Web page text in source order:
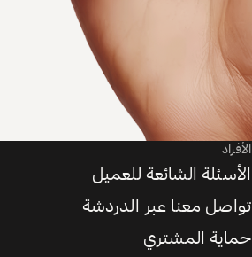
الأفراد
الأسئلة الشائعة للعميل
تواصل معنا عبر الدردشة
حماية المشتري